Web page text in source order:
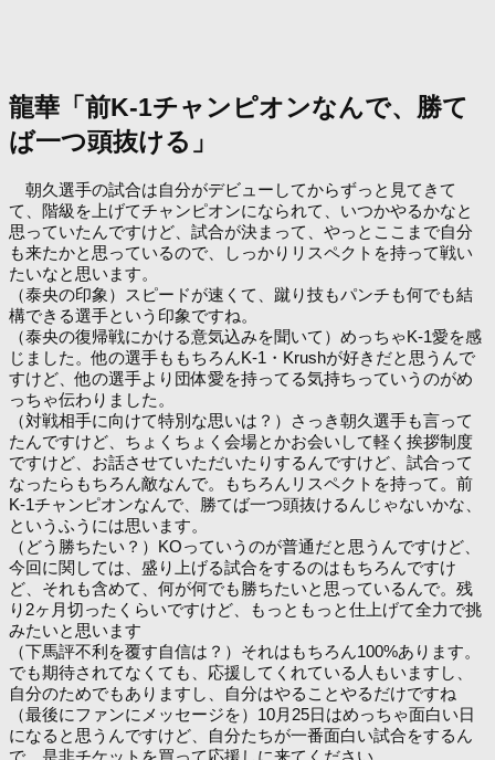
龍華「前K-1チャンピオンなんで、勝て
ば一つ頭抜ける」
朝久選手の試合は自分がデビューしてからずっと見てきて
て、階級を上げてチャンピオンになられて、いつかやるかなと
思っていたんですけど、試合が決まって、やっとここまで自分
も来たかと思っているので、しっかりリスペクトを持って戦い
たいなと思います。
（泰央の印象）スピードが速くて、蹴り技もパンチも何でも結
構できる選手という印象ですね。
（泰央の復帰戦にかける意気込みを聞いて）めっちゃK-1愛を感
じました。他の選手ももちろんK-1・Krushが好きだと思うんで
すけど、他の選手より団体愛を持ってる気持ちっていうのがめ
っちゃ伝わりました。
（対戦相手に向けて特別な思いは？）さっき朝久選手も言って
たんですけど、ちょくちょく会場とかお会いして軽く挨拶制度
ですけど、お話させていただいたりするんですけど、試合って
なったらもちろん敵なんで。もちろんリスペクトを持って。前
K-1チャンピオンなんで、勝てば一つ頭抜けるんじゃないかな、
というふうには思います。
（どう勝ちたい？）KOっていうのが普通だと思うんですけど、
今回に関しては、盛り上げる試合をするのはもちろんですけ
ど、それも含めて、何が何でも勝ちたいと思っているんで。残
り2ヶ月切ったくらいですけど、もっともっと仕上げて全力で挑
みたいと思います
（下馬評不利を覆す自信は？）それはもちろん100%あります。
でも期待されてなくても、応援してくれている人もいますし、
自分のためでもありますし、自分はやることやるだけですね
（最後にファンにメッセージを）10月25日はめっちゃ面白い日
になると思うんですけど、自分たちが一番面白い試合をするん
で、是非チケットを買って応援しに来てください。